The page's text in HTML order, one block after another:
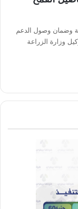
وضمان وصول الدعم
وزارة الزراعة